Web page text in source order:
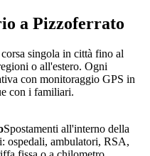
a Pizzoferrato
singola in città fino al
o all'estero. Ogni
con monitoraggio GPS in
con i familiari.
Spostamenti all'interno della
ospedali, ambulatori, RSA,